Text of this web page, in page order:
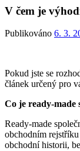
V čem je
Publikováno 6. 3.
Pokud jste se
článek určený pro
Co je ready-made
Ready-made
obchodním
obchodní historii,